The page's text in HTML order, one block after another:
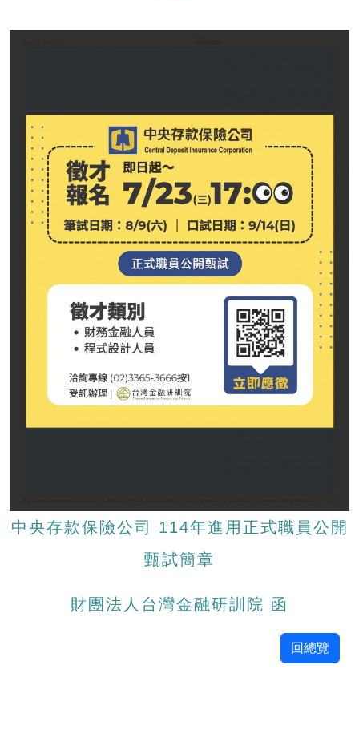
中央存款保險公司 114年進用正式職員公開
甄試簡章
財團法人台灣金融研訓院 函
回總覽